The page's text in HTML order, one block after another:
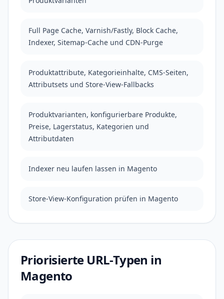
Full Page Cache, Varnish/Fastly, Block Cache,
Indexer, Sitemap-Cache und CDN-Purge
Produktattribute, Kategorieinhalte, CMS-Seiten,
Attributsets und Store-View-Fallbacks
Produktvarianten, konfigurierbare Produkte,
Preise, Lagerstatus, Kategorien und
Attributdaten
Indexer neu laufen lassen in Magento
Store-View-Konfiguration prüfen in Magento
Priorisierte URL-Typen in
Magento